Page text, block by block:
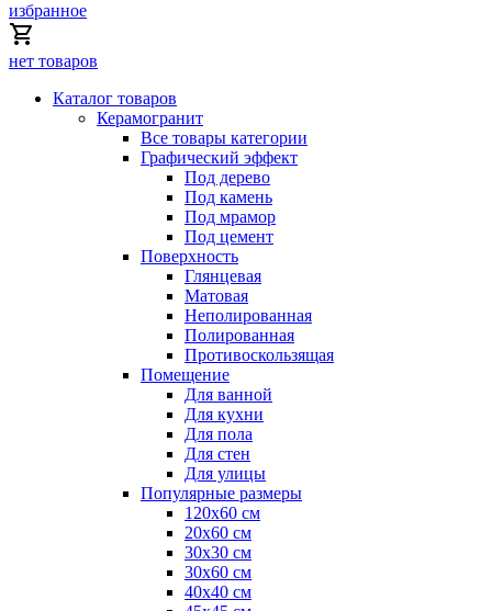
избранное
нет товаров
Каталог товаров
Керамогранит
Все товары категории
Графический эффект
Под дерево
Под камень
Под мрамор
Под цемент
Поверхность
Глянцевая
Матовая
Неполированная
Полированная
Противоскользящая
Помещение
Для ванной
Для кухни
Для пола
Для стен
Для улицы
Популярные размеры
120x60 см
20x60 см
30x30 см
30x60 см
40x40 см